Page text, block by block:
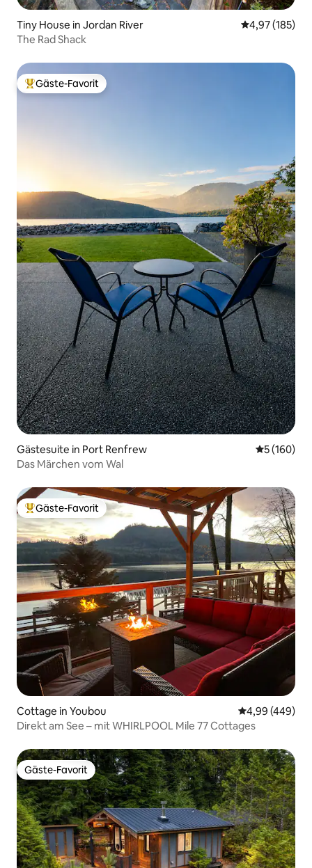
Tiny House in Jordan River
4,97 (185)
The Rad Shack
Beliebter Gäste-Favorit.
Gäste-Favorit
Gästesuite in Port Renfrew
5 (160)
Das Märchen vom Wal
Beliebter Gäste-Favorit.
Gäste-Favorit
Cottage in Youbou
4,99 (449)
Direkt am See – mit WHIRLPOOL Mile 77 Cottages
Gäste-Favorit
Gäste-Favorit